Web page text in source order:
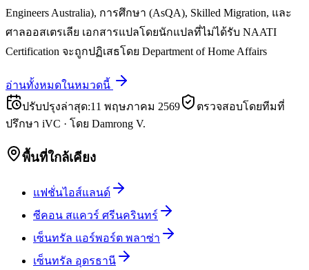
Engineers Australia), การศึกษา (AsQA), Skilled Migration, และ
ศาลออสเตรเลีย เอกสารแปลโดยนักแปลที่ไม่ได้รับ NAATI
Certification จะถูกปฏิเสธโดย Department of Home Affairs
อ่านทั้งหมดในหมวดนี้
ปรับปรุงล่าสุด:11 พฤษภาคม 2569
ตรวจสอบโดยทีมที่
ปรึกษา iVC · โดย Damrong V.
พื้นที่ใกล้เคียง
แฟชั่นไอส์แลนด์
ซีคอน สแควร์ ศรีนครินทร์
เซ็นทรัล แอร์พอร์ต พลาซ่า
เซ็นทรัล อุดรธานี